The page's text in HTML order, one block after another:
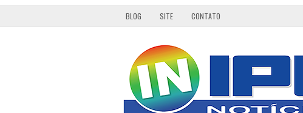
BLOG SITE CONTATO